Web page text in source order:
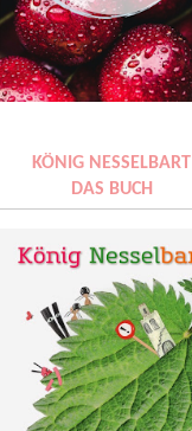
KÖNIG NESSELBART
DAS BUCH